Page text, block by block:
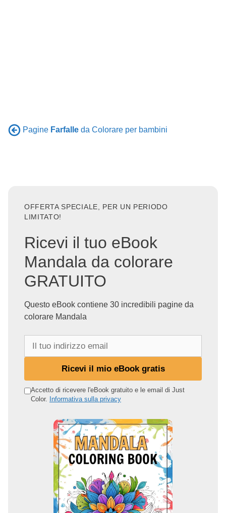
Pagine Farfalle da Colorare per bambini
OFFERTA SPECIALE, PER UN PERIODO
LIMITATO!
Ricevi il tuo eBook
Mandala da colorare
GRATUITO
Questo eBook contiene 30 incredibili pagine da
colorare Mandala
o
Ricevi il mio eBook gratis
Accetto di ricevere l'eBook gratuito e le email di Just
Color. Informativa sulla privacy